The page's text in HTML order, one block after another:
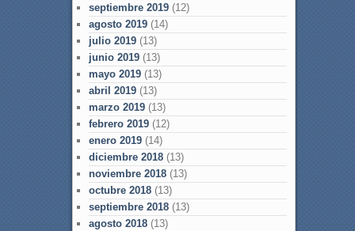
septiembre 2019(12)
agosto 2019(14)
julio 2019(13)
junio 2019(13)
mayo 2019(13)
abril 2019(13)
marzo 2019(13)
febrero 2019(12)
enero 2019(14)
diciembre 2018(13)
noviembre 2018(13)
octubre 2018(13)
septiembre 2018(13)
agosto 2018(13)